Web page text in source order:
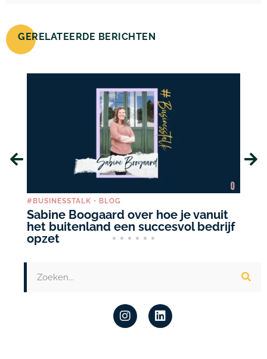
GERELATEERDE BERICHTEN
#BUSINESSTALK • BLOG
Sabine Boogaard over hoe je vanuit
het buitenland een succesvol bedrijf
opzet